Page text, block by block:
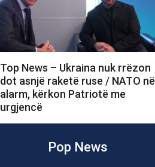
Top News – Ukraina nuk rrëzon
dot asnjë raketë ruse / NATO në
alarm, kërkon Patriotë me
urgjencë
Pop News